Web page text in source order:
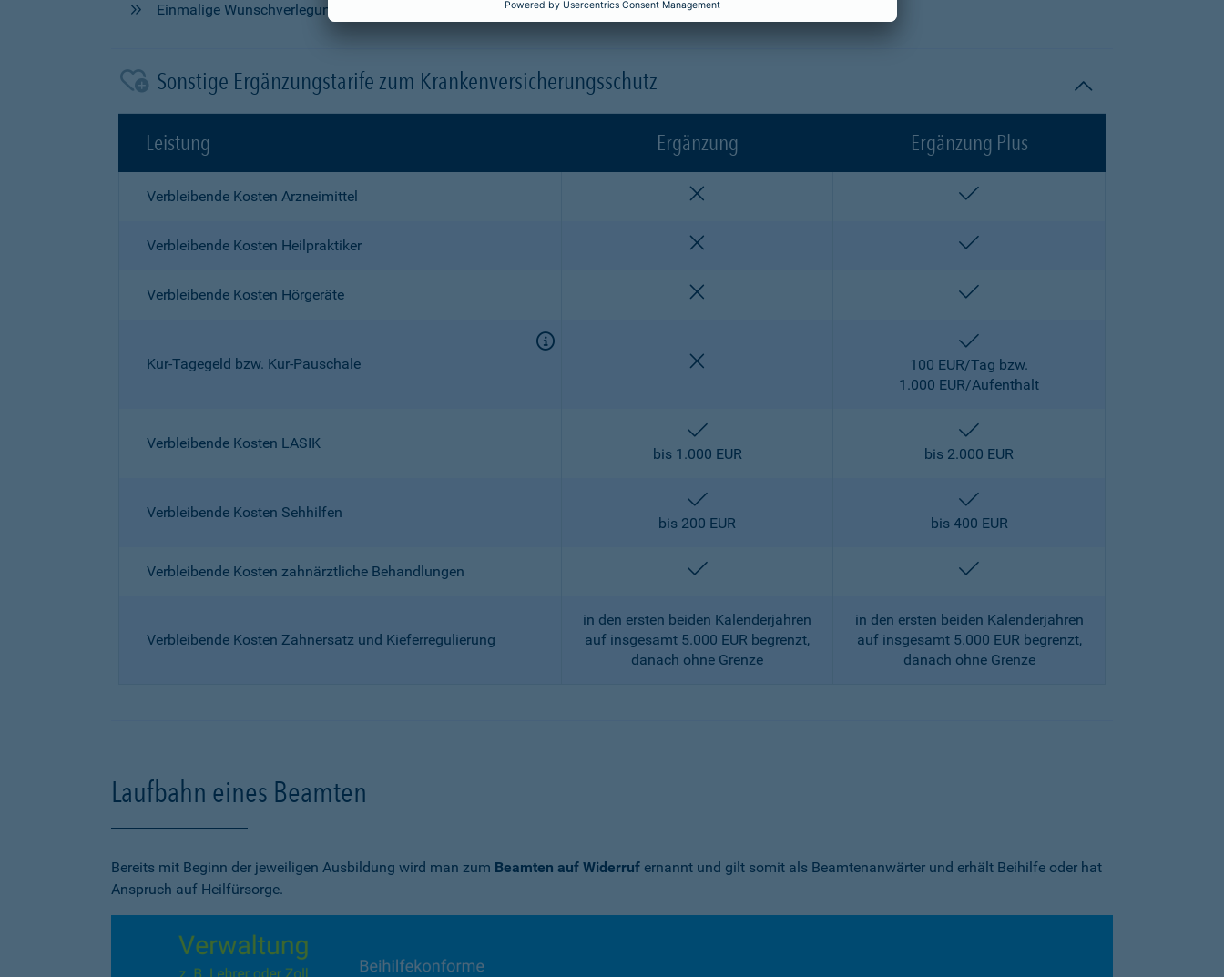
Einmalige Wunschverlegung
Sonstige Ergänzungstarife zum Krankenversicherungsschutz
Leistung Ergänzung Ergänzung Plus
Verbleibende Kosten Arzneimittel
Verbleibende Kosten Heilpraktiker
Verbleibende Kosten Hörgeräte
Kur-Tagegeld bzw. Kur-Pauschale
100 EUR/Tag bzw.
1.000 EUR/Aufenthalt
Verbleibende Kosten LASIK
enthalten
bis 1.000 EUR
bis 2.000 EUR
Verbleibende Kosten Sehhilfen
enthalten
bis 200 EUR
bis 400 EUR
Verbleibende Kosten zahnärztliche Behandlungen enthalten
Verbleibende Kosten Zahnersatz und Kieferregulierung
in den ersten beiden Kalenderjahren
auf insgesamt 5.000 EUR begrenzt,
danach ohne Grenze
in den ersten beiden Kalenderjahren
auf insgesamt 5.000 EUR begrenzt,
danach ohne Grenze
Laufbahn eines Beamten
Bereits mit Beginn der jeweiligen Ausbildung wird man zum Beamten auf Widerruf ernannt und gilt somit als Beamtenanwärter und erhält Beihilfe oder hat
Anspruch auf Heilfürsorge.